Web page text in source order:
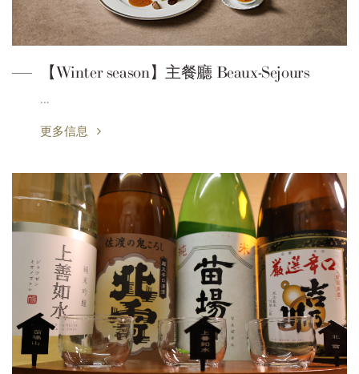
【Winter season】主餐廳 Beaux-Sejours
…
更多信息